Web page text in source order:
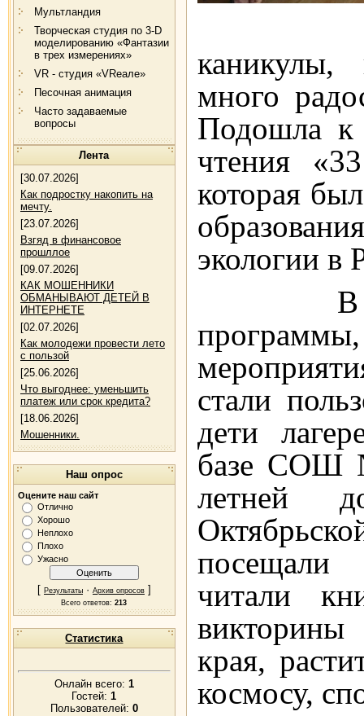
Мультландия
Творческая студия по 3-D
моделированию «Фантазии
в трех измерениях»
VR - студия «VRеале»
Песочная анимация
Часто задаваемые
вопросы
Лента
[30.07.2026]
Как подростку накопить на
мечту.
[23.07.2026]
Взгяд в финансовое
прошллое
[09.07.2026]
КАК МОШЕННИКИ
ОБМАНЫВАЮТ ДЕТЕЙ В
ИНТЕРНЕТЕ
[02.07.2026]
Как молодежи провести лето
с пользой
[25.06.2026]
Что выгоднее: уменьшить
платеж или срок кредита?
[18.06.2026]
Мошенники.
Наш опрос
Оцените наш сайт
Отлично
Хорошо
Неплохо
Плохо
Ужасно
[ Результаты · Архив опросов ]
Всего ответов:213
Статистика
Онлайн всего: 1
Гостей:1
Пользователей: 0
много
Подошла к
чтения
которая
экологии в
В
стали
дети
базе СОШ
летней
посещали
читали
викторины
края,
космосу,